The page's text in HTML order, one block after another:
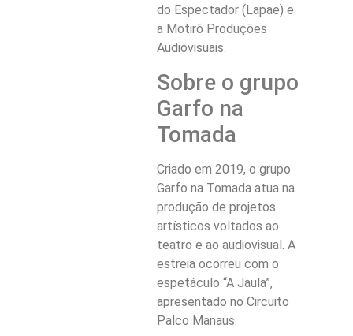
do Espectador (Lapae) e
a Motirõ Produções
Audiovisuais.
Sobre o grupo
Garfo na
Tomada
Criado em 2019, o grupo
Garfo na Tomada atua na
produção de projetos
artísticos voltados ao
teatro e ao audiovisual. A
estreia ocorreu com o
espetáculo “A Jaula”,
apresentado no Circuito
Palco Manaus.